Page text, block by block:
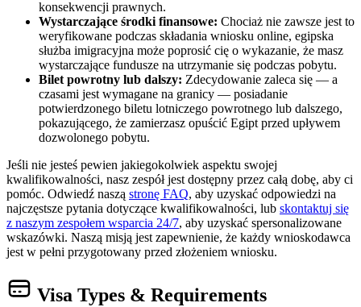
konsekwencji prawnych.
Wystarczające środki finansowe: Chociaż nie zawsze jest to
weryfikowane podczas składania wniosku online, egipska
służba imigracyjna może poprosić cię o wykazanie, że masz
wystarczające fundusze na utrzymanie się podczas pobytu.
Bilet powrotny lub dalszy: Zdecydowanie zaleca się — a
czasami jest wymagane na granicy — posiadanie
potwierdzonego biletu lotniczego powrotnego lub dalszego,
pokazującego, że zamierzasz opuścić Egipt przed upływem
dozwolonego pobytu.
Jeśli nie jesteś pewien jakiegokolwiek aspektu swojej
kwalifikowalności, nasz zespół jest dostępny przez całą dobę, aby ci
pomóc. Odwiedź naszą stronę FAQ, aby uzyskać odpowiedzi na
najczęstsze pytania dotyczące kwalifikowalności, lub skontaktuj się
z naszym zespołem wsparcia 24/7, aby uzyskać spersonalizowane
wskazówki. Naszą misją jest zapewnienie, że każdy wnioskodawca
jest w pełni przygotowany przed złożeniem wniosku.
Visa Types & Requirements